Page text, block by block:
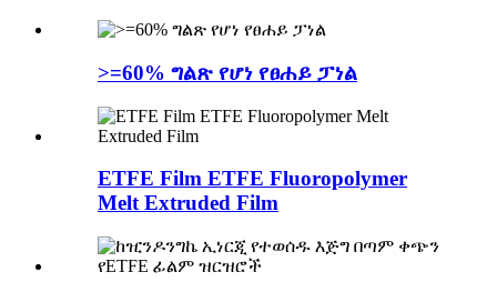
>=60% ግልጽ የሆነ የፀሐይ ፓነል
ETFE Film ETFE Fluoropolymer
Melt Extruded Film